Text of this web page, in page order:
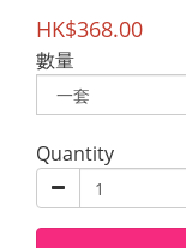
HK$368.00
數量
Quantity